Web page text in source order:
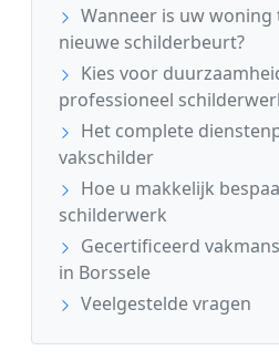
Wanneer is uw woning
nieuwe schilderbeurt?
Kies voor
professioneel
Het complete
vakschilder
Hoe u makkelijk
schilderwerk
Gecertificeerd
in Borssele
Veelgestelde vragen